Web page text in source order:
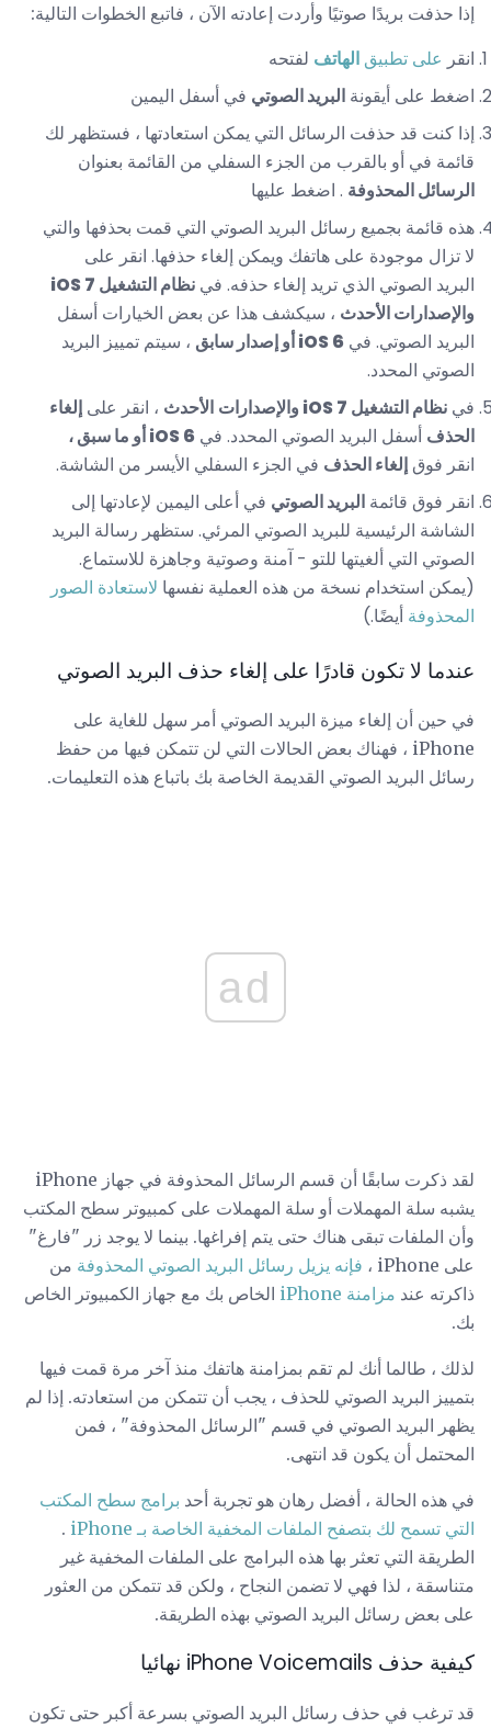
إذا حذفت بريدًا صوتيًا وأردت إعادته الآن ، فاتبع الخطوات التالية:
انقر على تطبيق الهاتف لفتحه
اضغط على أيقونة البريد الصوتي في أسفل اليمين
إذا كنت قد حذفت الرسائل التي يمكن استعادتها ، فستظهر لك
قائمة في أو بالقرب من الجزء السفلي من القائمة بعنوان
الرسائل المحذوفة . اضغط عليها
هذه قائمة بجميع رسائل البريد الصوتي التي قمت بحذفها والتي
لا تزال موجودة على هاتفك ويمكن إلغاء حذفها. انقر على
البريد الصوتي الذي تريد إلغاء حذفه. في
نظام التشغيل iOS 7
والإصدارات الأحدث ، سيكشف هذا عن بعض الخيارات أسفل
البريد الصوتي. في iOS 6 أو إصدار سابق
، سيتم تمييز البريد
الصوتي المحدد.
في نظام التشغيل iOS 7 والإصدارات الأحدث ، انقر على إلغاء
الحذف أسفل البريد الصوتي المحدد. في iOS 6 أو ما سبق ،
انقر فوق إلغاء الحذف في الجزء السفلي الأيسر من الشاشة.
انقر فوق قائمة البريد الصوتي في أعلى اليمين لإعادتها إلى
الشاشة الرئيسية للبريد الصوتي المرئي. ستظهر رسالة البريد
الصوتي التي ألغيتها للتو - آمنة وصوتية وجاهزة للاستماع.
(يمكن استخدام نسخة من هذه العملية نفسها لاستعادة الصور
المحذوفة أيضًا.)
عندما لا تكون قادرًا على إلغاء حذف البريد الصوتي
في حين أن إلغاء ميزة البريد الصوتي أمر سهل للغاية على
iPhone ، فهناك بعض الحالات التي لن تتمكن فيها من حفظ
رسائل البريد الصوتي القديمة الخاصة بك باتباع هذه التعليمات.
ad
لقد ذكرت سابقًا أن قسم الرسائل المحذوفة في جهاز iPhone
يشبه سلة المهملات أو سلة المهملات على كمبيوتر سطح المكتب
وأن الملفات تبقى هناك حتى يتم إفراغها. بينما لا يوجد زر "فارغ"
على iPhone ،
فإنه يزيل رسائل البريد الصوتي المحذوفة من
ذاكرته عند مزامنة iPhone
الخاص بك مع جهاز الكمبيوتر الخاص
بك.
لذلك ، طالما أنك لم تقم بمزامنة هاتفك منذ آخر مرة قمت فيها
بتمييز البريد الصوتي للحذف ، يجب أن تتمكن من استعادته. إذا لم
يظهر البريد الصوتي في قسم "الرسائل المحذوفة" ، فمن
المحتمل أن يكون قد انتهى.
في هذه الحالة ، أفضل رهان هو تجربة أحد برامج سطح المكتب
التي تسمح لك بتصفح الملفات المخفية الخاصة بـ iPhone
.
الطريقة التي تعثر بها هذه البرامج على الملفات المخفية غير
متناسقة ، لذا فهي لا تضمن النجاح ، ولكن قد تتمكن من العثور
على بعض رسائل البريد الصوتي بهذه الطريقة.
كيفية حذف iPhone Voicemails نهائيا
قد ترغب في حذف رسائل البريد الصوتي بسرعة أكبر حتى تكون